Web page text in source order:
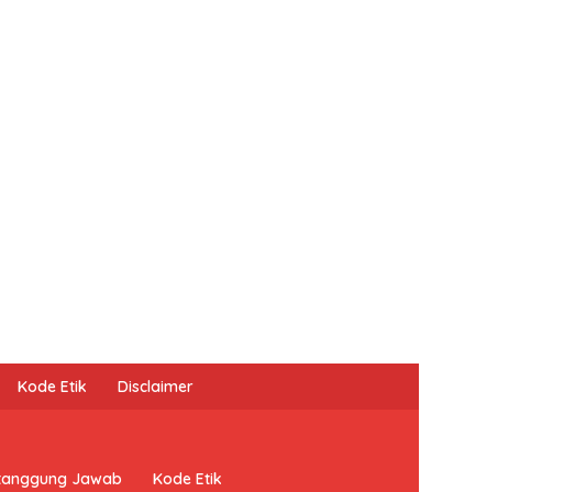
Kode Etik Disclaimer
Jawab Kode Etik